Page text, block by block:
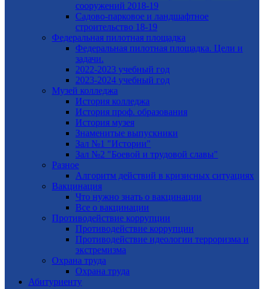
сооружений 2018-19
Садово-парковое и ландшафтное
строительство 18-19
Федеральная пилотная площадка
Федеральная пилотная площадка. Цели и
задачи.
2022-2023 учебный год
2023-2024 учебный год
Музей колледжа
История колледжа
История проф. образования
История музея
Знаменитые выпускники
Зал №1 "Истории"
Зал №2 "Боевой и трудовой славы"
Разное
Алгоритм действий в кризисных ситуациях
Вакцинация
Что нужно знать о вакцинации
Все о вакцинации
Противодействие коррупции
Противодействие коррупции
Противодействие идеологии терроризма и
экстремизма
Охрана труда
Охрана труда
Абитуриенту